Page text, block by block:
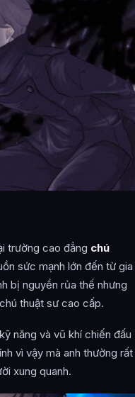
trường cao đẳng chú
sức mạnh lớn đến từ gia
bị nguyền rủa thế nhưng
thuật sư cao cấp.
năng và vũ khí chiến đấu
vì vậy mà anh thường rất
xung quanh.